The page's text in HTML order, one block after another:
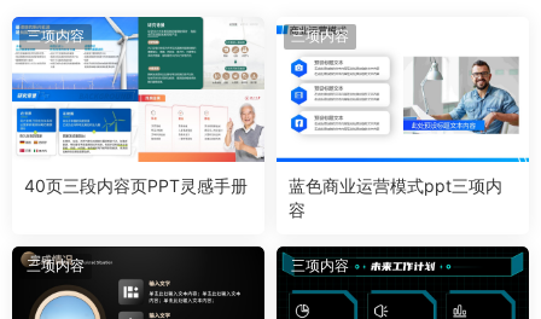
三项内容
40页三段内容页PPT灵感手册
三项内容
蓝色商业运营模式ppt三项内
容
三项内容 三项内容